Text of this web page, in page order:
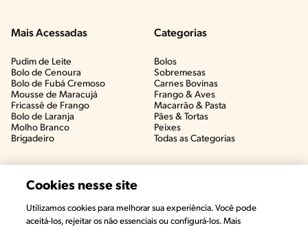
Mais Acessadas
Pudim de Leite
Bolo de Cenoura
Bolo de Fubá Cremoso
Mousse de Maracujá
Fricassê de Frango
Bolo de Laranja
Molho Branco
Brigadeiro
Categorias
Bolos
Sobremesas
Carnes Bovinas​
Frango & Aves​
Macarrão & Pasta​
Pães & Tortas​
Peixes
Todas as Categorias
Cookies nesse site
Utilizamos cookies para melhorar sua experiência. Você pode
aceitá-los, rejeitar os não essenciais ou configurá-los. Mais